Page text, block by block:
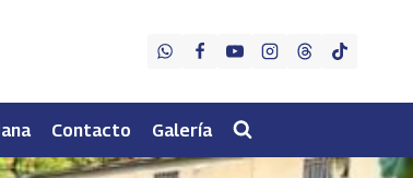
Contacto Galería